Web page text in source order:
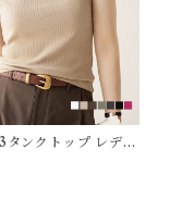
ンクトップ レディ
リーブ ボートネッ
着 婦人 インナー ト